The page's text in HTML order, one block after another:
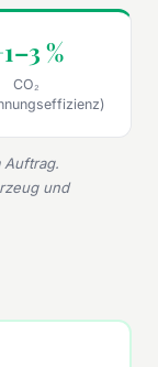
%
CO₂
Auftrag.
und